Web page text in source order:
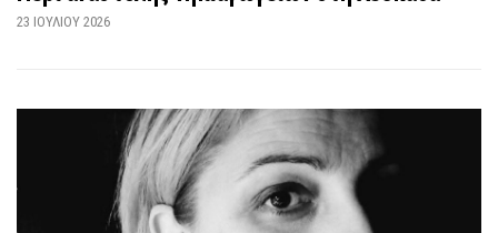
23 ΙΟΥΛΊΟΥ 2026